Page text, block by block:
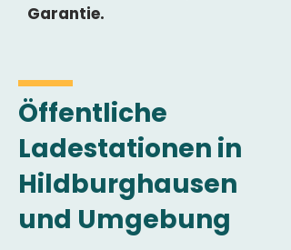
Garantie.
Öffentliche
Ladestationen in
Hildburghausen
und Umgebung